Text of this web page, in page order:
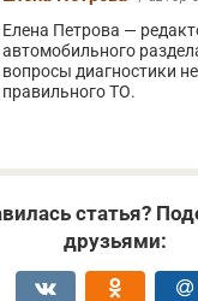
Елена Петрова —
автомобильного
вопросы диагностики
правильного ТО.
статья?
друзьями: